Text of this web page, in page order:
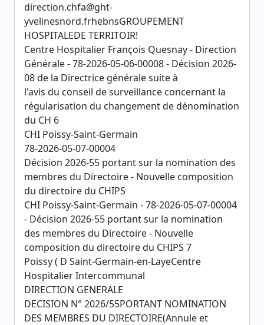
direction.chfa@ght-
yvelinesnord.frhebnsGROUPEMENT
HOSPITALEDE TERRITOIR!
Centre Hospitalier François Quesnay - Direction
Générale - 78-2026-05-06-00008 - Décision 2026-
08 de la Directrice générale suite à
l'avis du conseil de surveillance concernant la
régularisation du changement de dénomination
du CH 6
CHI Poissy-Saint-Germain
78-2026-05-07-00004
Décision 2026-55 portant sur la nomination des
membres du Directoire - Nouvelle composition
du directoire du CHIPS
CHI Poissy-Saint-Germain - 78-2026-05-07-00004
- Décision 2026-55 portant sur la nomination
des membres du Directoire - Nouvelle
composition du directoire du CHIPS 7
Poissy ( D Saint-Germain-en-LayeCentre
Hospitalier Intercommunal
DIRECTION GENERALE
DECISION N° 2026/55PORTANT NOMINATION
DES MEMBRES DU DIRECTOIRE(Annule et